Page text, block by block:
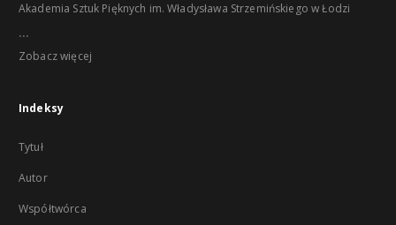
Akademia Sztuk Pięknych im. Władysława Strzemińskiego w Łodzi
...
Zobacz więcej
Indeksy
Tytuł
Autor
Współtwórca